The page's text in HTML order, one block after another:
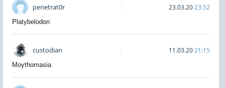
penetrat0r 23.03.2023:52
Platybelodon
custodian 11.03.2021:15
Moythomasia